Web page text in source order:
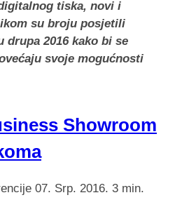
tiska, novi i
su broju posjetili
drupa 2016 kako bi se
svoje mogućnosti
Showroom
07. Srp. 2016. 3 min.